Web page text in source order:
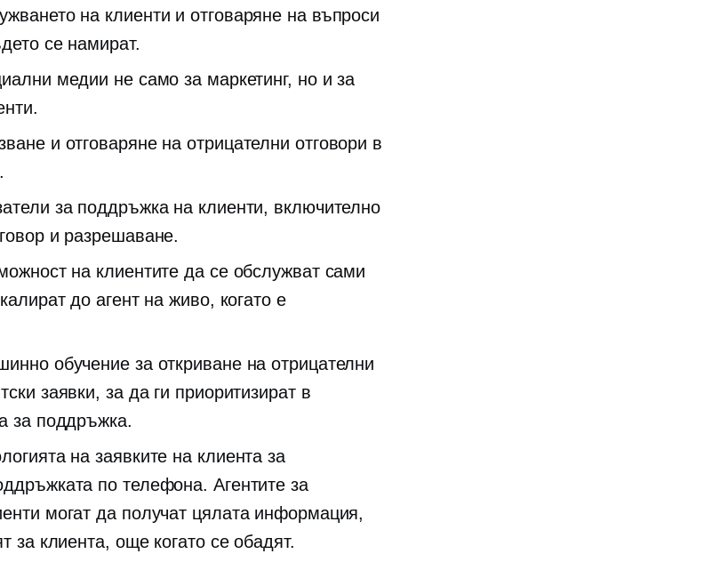
на клиенти и отговаряне на въпроси
се намират.
медии не само за маркетинг, но и за
и отговаряне на отрицателни отговори в
за поддръжка на клиенти, включително
и разрешаване.
на клиентите да се обслужват сами
до агент на живо, когато е
обучение за откриване на отрицателни
заявки, за да ги приоритизират в
за поддръжка.
на заявките на клиента за
по телефона. Агентите за
могат да получат цялата информация,
за клиента, още когато се обадят.